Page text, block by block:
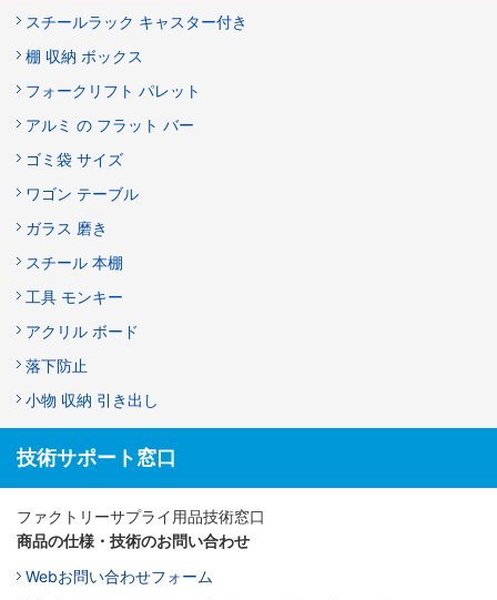
スチールラック キャスター付き
棚 収納 ボックス
フォークリフト パレット
アルミ の フラット バー
ゴミ袋 サイズ
ワゴン テーブル
ガラス 磨き
スチール 本棚
工具 モンキー
アクリル ボード
落下防止
小物 収納 引き出し
技術サポート窓口
ファクトリーサプライ用品技術窓口
商品の仕様・技術のお問い合わせ
Webお問い合わせフォーム